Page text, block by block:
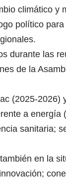
climático y
político
durante las
de la
(2025-2026)
a energía
sanitaria;
en la